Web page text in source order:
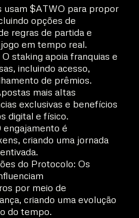
usam $ATWO para propor
opções de
regras de partida e
em tempo real.
O staking apoia franquias e
incluindo acesso,
de prêmios.
mais altas
exclusivas e benefícios
digital e físico.
engajamento é
criando uma jornada
do Protocolo: Os
por meio de
criando uma evolução
do tempo.